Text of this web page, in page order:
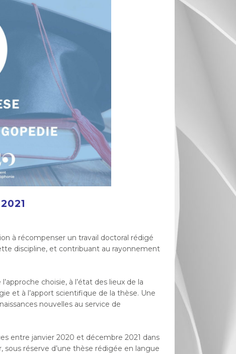
à récompenser un travail doctoral rédigé
discipline, et contribuant au rayonnement
choisie, à l’état des lieux de la
et à l’apport scientifique de la thèse. Une
nouvelles au service de
entre janvier 2020 et décembre 2021 dans
réserve d’une thèse rédigée en langue